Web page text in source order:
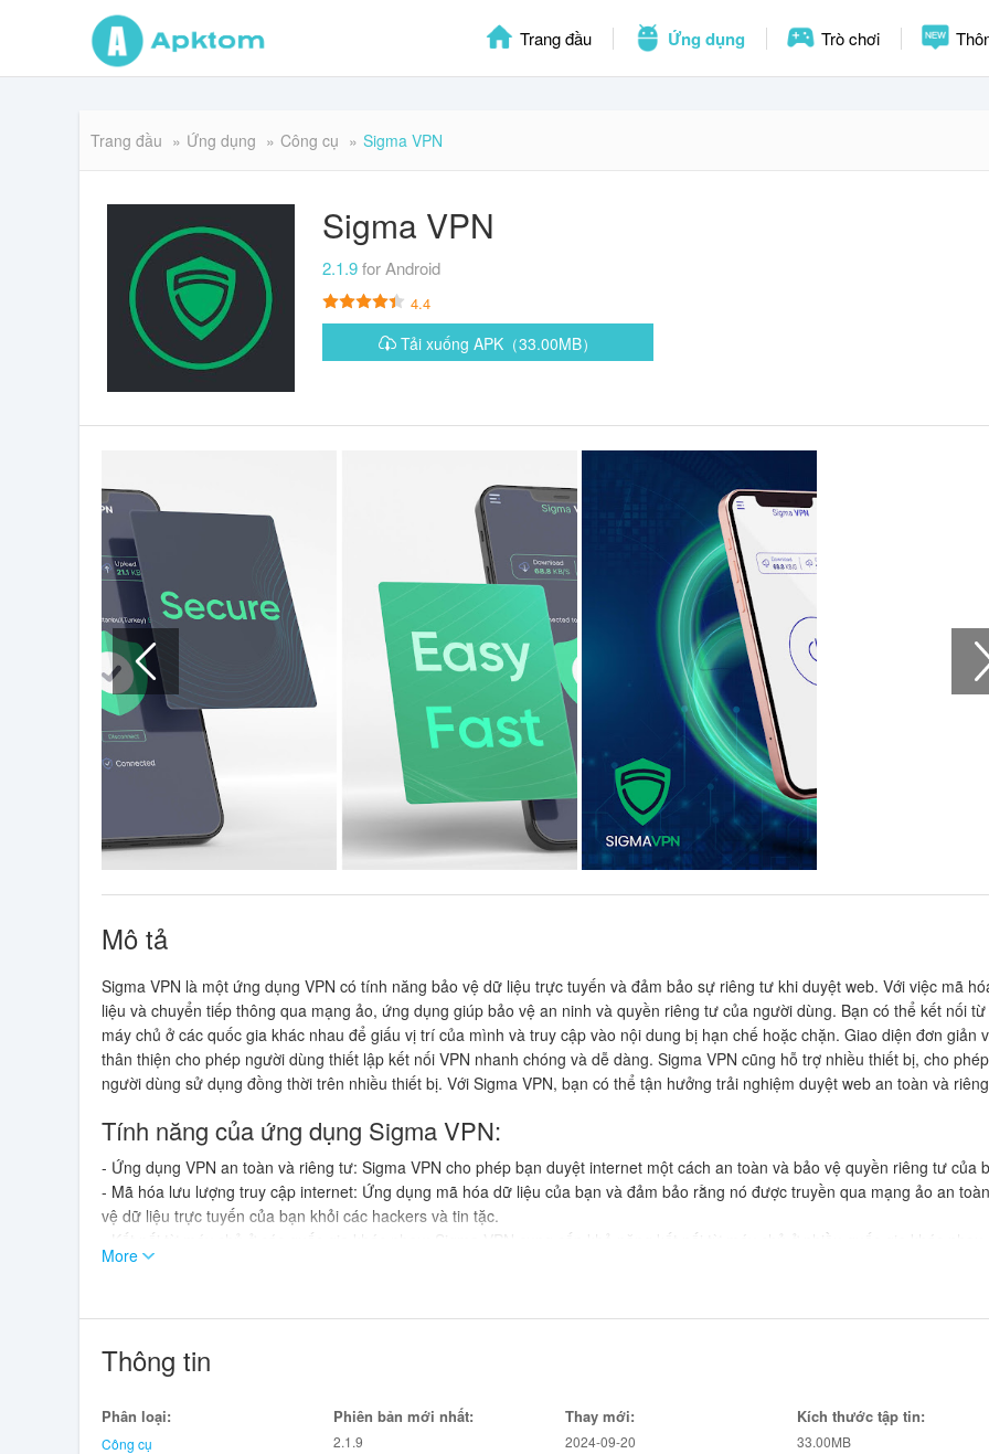
Trang đầu Ứng dụng Trò chơi
Trang đầu Ứng dụng Công cụ Sigma VPN
Sigma VPN
2.1.9for Android
4.4
Tải xuống APK（33.00MB）
Mô tả
Sigma VPN là một ứng dụng VPN có tính năng bảo vệ dữ liệu trực tuyến và đảm bảo sự riêng tư khi duyệt web. Với việc mã
liệu và chuyển tiếp thông qua mạng ảo, ứng dụng giúp bảo vệ an ninh và quyền riêng tư của người dùng. Bạn có thể kết nối
máy chủ ở các quốc gia khác nhau để giấu vị trí của mình và truy cập vào nội dung bị hạn chế hoặc chặn. Giao diện đơn giản
thân thiện cho phép người dùng thiết lập kết nối VPN nhanh chóng và dễ dàng. Sigma VPN cũng hỗ trợ nhiều thiết bị, cho phép
người dùng sử dụng đồng thời trên nhiều thiết bị. Với Sigma VPN, bạn có thể tận hưởng trải nghiệm duyệt web an toàn và
Tính năng của ứng dụng Sigma VPN:
- Ứng dụng VPN an toàn và riêng tư: Sigma VPN cho phép bạn duyệt internet một cách an toàn và bảo vệ quyền riêng tư của
- Mã hóa lưu lượng truy cập internet: Ứng dụng mã hóa dữ liệu của bạn và đảm bảo rằng nó được truyền qua mạng ảo an
vệ dữ liệu trực tuyến của bạn khỏi các hackers và tin tặc.
- Kết nối từ máy chủ ở các quốc gia khác nhau: Sigma VPN cung cấp khả năng kết nối từ máy chủ ở nhiều quốc gia khác nhau,
phép bạn ẩn vị trí của mình và truy cập vào các nội dung bị hạn chế hoặc bị chặn.
VPN nhanh chóng và dễ dàng.
toàn và riêng tư trên các thiết bị khác nhau.
trình duyệt internet an toàn và riêng tư.
More
Thông tin
Phân loại:
Công cụ
Phiên bản mới nhất:
2.1.9
Thay mới:
2024-09-20
Kích thước tập tin:
33.00MB